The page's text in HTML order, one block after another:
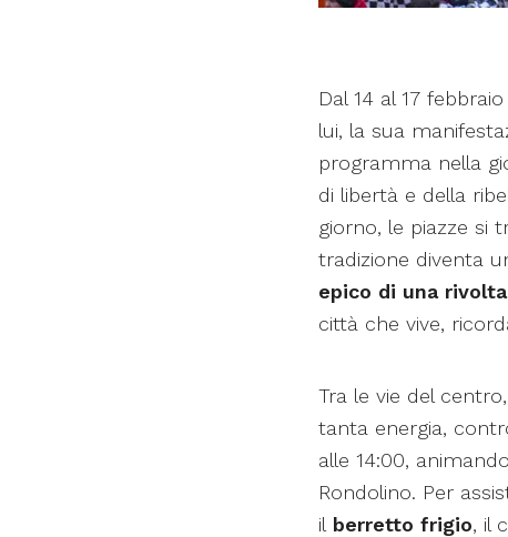
Dal 14 al 17
lui, la sua
programma nella
di libertà e della
giorno, le piazze si
tradizione diventa
epico di una rivolta
città che vive,
Tra le vie del centro,
tanta energia,
alle 14:00,
Rondolino. Per
il berretto frigio, il